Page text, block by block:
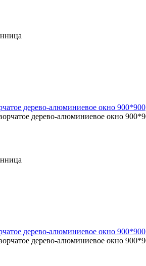
дерево-алюминиевое окно 900*900
дерево-алюминиевое окно 900*900